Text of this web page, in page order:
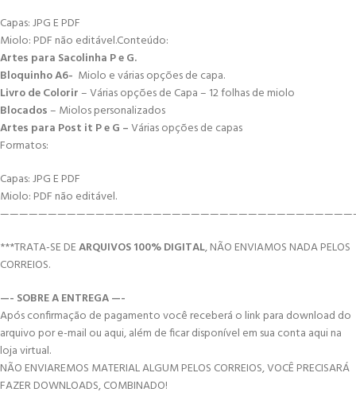
Capas: JPG E PDF
Miolo: PDF não editável.Conteúdo:
Artes para Sacolinha P e G.
Bloquinho A6- Miolo e várias opções de capa.
Livro de Colorir– Várias opções de Capa – 12 folhas de miolo
Blocados– Miolos personalizados
Artes para Post it P e G –Várias opções de capas
Formatos:
Capas: JPG E PDF
Miolo: PDF não editável.
***TRATA-SE DEARQUIVOS 100% DIGITAL, NÃO ENVIAMOS NADA PELOS
CORREIOS.
—- SOBRE A ENTREGA —-
Após confirmação de pagamento você receberá o link para download do
arquivo por e-mail ou aqui, além de ficar disponível em sua conta aqui na
loja virtual.
NÃO ENVIAREMOS MATERIAL ALGUM PELOS CORREIOS, VOCÊ PRECISARÁ
FAZER DOWNLOADS, COMBINADO!